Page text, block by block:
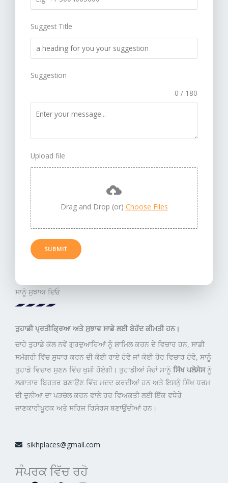
Suggest Title
Suggestion
0 / 180
Upload file
Drag and Drop (or) Choose Files
SUBMIT
ਸਾਨੂੰ ਸੁਝਾਅ ਦਿਓ
ਤੁਹਾਡੀ ਪ੍ਰਤੀਕ੍ਰਿਆ ਅਤੇ ਸੁਝਾਵ ਸਾਡੇ ਲਈ ਬੇਹੱਦ ਕੀਮਤੀ ਹਨ।
ਚਾਹੇ ਤੁਹਾਡੇ ਕੋਲ ਨਵੇਂ ਗੁਰਦੁਆਰਿਆਂ ਨੂੰ ਸ਼ਾਮਿਲ ਕਰਨ ਦੇ ਵਿਚਾਰ ਹਨ, ਸਾਡੀ
ਸਮੱਗਰੀ ਵਿੱਚ ਸੁਧਾਰ ਕਰਨ ਦੀ ਕੋਈ ਰਾਏ ਹੋਵੇ ਜਾਂ ਕੋਈ ਹੋਰ ਵਿਚਾਰ ਹੋਵੇ, ਸਾਨੂੰ
ਤੁਹਾਡੇ ਵਿਚਾਰ ਸੁਣਨ ਵਿੱਚ ਖੁਸ਼ੀ ਹੋਏਗੀ। ਤੁਹਾਡੀਆਂ ਸੋਚਾਂ ਸਾਨੂੰਸਿੱਖ ਪਲੇਸੇਸਨੂੰ
ਲਗਾਤਾਰ ਬਿਹਤਰ ਬਣਾਉਣ ਵਿੱਚ ਮਦਦ ਕਰਦੀਆਂ ਹਨ ਅਤੇ ਇਸਨੂੰ ਸਿੱਖ ਧਰਮ
ਦੀ ਦੁਨੀਆ ਦਾ ਪੜਚੋਲ ਕਰਨ ਵਾਲੇ ਹਰ ਵਿਅਕਤੀ ਲਈ ਇੱਕ ਵਧੇਰੇ
ਜਾਣਕਾਰੀਪੂਰਕ ਅਤੇ ਸਹਿਜ ਰਿਸੋਰਸ ਬਣਾਉਂਦੀਆਂ ਹਨ।
sikhplaces@gmail.com
ਸੰਪਰਕ ਵਿੱਚ ਰਹੋ